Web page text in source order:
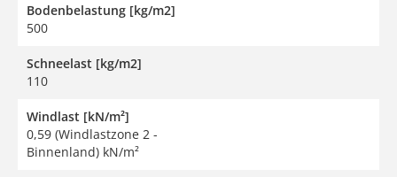
Bodenbelastung [kg/m2]
500
Schneelast [kg/m2]
110
Windlast [kN/m²]
0,59 (Windlastzone 2 -
Binnenland) kN/m²